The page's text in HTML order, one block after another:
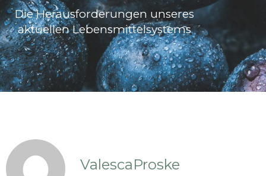
Die Herausforderungen unseres
aktuellen Lebensmittelsystems
ValescaProske